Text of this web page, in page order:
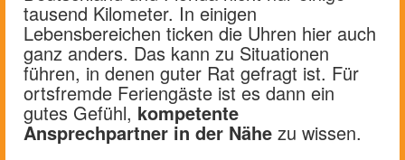
tausend Kilometer. In einigen
Lebensbereichen ticken die Uhren hier auch
ganz anders. Das kann zu Situationen
führen, in denen guter Rat gefragt ist. Für
ortsfremde Feriengäste ist es dann ein
gutes Gefühl, kompetente
Ansprechpartner in der Nähe zu wissen.